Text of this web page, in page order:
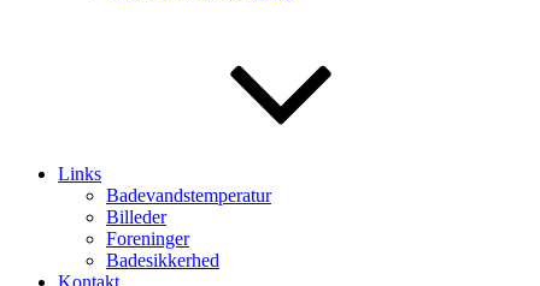
Links
Badevandstemperatur
Billeder
Foreninger
Badesikkerhed
Kontakt